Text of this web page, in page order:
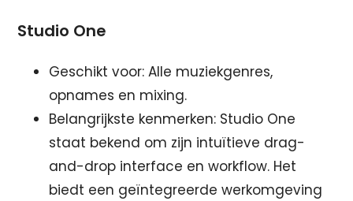
Studio One
Geschikt voor: Alle muziekgenres,
opnames en mixing.
Belangrijkste kenmerken: Studio One
staat bekend om zijn intuïtieve drag-
and-drop interface en workflow. Het
biedt een geïntegreerde werkomgeving